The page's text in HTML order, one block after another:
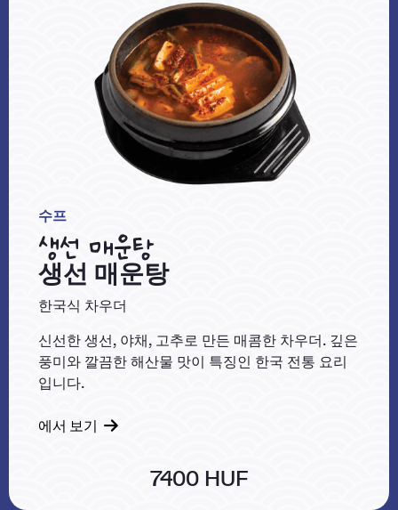
수프
생선 매운탕
생선 매운탕
한국식 차우더
신선한 생선, 야채, 고추로 만든 매콤한 차우더. 깊은
풍미와 깔끔한 해산물 맛이 특징인 한국 전통 요리
입니다.
에서 보기
7400 HUF